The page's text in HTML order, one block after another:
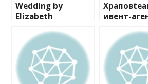
Wedding by
Elizabeth
ивент-